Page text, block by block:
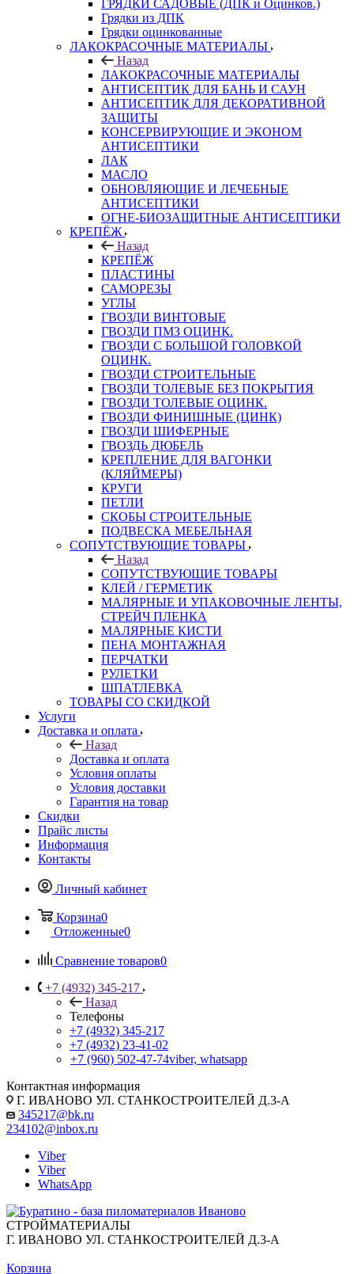
ГРЯДКИ САДОВЫЕ (ДПК и Оцинков.)
Грядки из ДПК
Грядки оцинкованные
ЛАКОКРАСОЧНЫЕ МАТЕРИАЛЫ
Назад
ЛАКОКРАСОЧНЫЕ МАТЕРИАЛЫ
АНТИСЕПТИК ДЛЯ БАНЬ И САУН
АНТИСЕПТИК ДЛЯ ДЕКОРАТИВНОЙ
ЗАЩИТЫ
КОНСЕРВИРУЮЩИЕ И ЭКОНОМ
АНТИСЕПТИКИ
ЛАК
МАСЛО
ОБНОВЛЯЮЩИЕ И ЛЕЧЕБНЫЕ
АНТИСЕПТИКИ
ОГНЕ-БИОЗАЩИТНЫЕ АНТИСЕПТИКИ
КРЕПЁЖ
Назад
КРЕПЁЖ
ПЛАСТИНЫ
САМОРЕЗЫ
УГЛЫ
ГВОЗДИ ВИНТОВЫЕ
ГВОЗДИ ПМЗ ОЦИНК.
ГВОЗДИ С БОЛЬШОЙ ГОЛОВКОЙ
ОЦИНК.
ГВОЗДИ СТРОИТЕЛЬНЫЕ
ГВОЗДИ ТОЛЕВЫЕ БЕЗ ПОКРЫТИЯ
ГВОЗДИ ТОЛЕВЫЕ ОЦИНК.
ГВОЗДИ ФИНИШНЫЕ (ЦИНК)
ГВОЗДИ ШИФЕРНЫЕ
ГВОЗДЬ ДЮБЕЛЬ
КРЕПЛЕНИЕ ДЛЯ ВАГОНКИ
(КЛЯЙМЕРЫ)
КРУГИ
ПЕТЛИ
СКОБЫ СТРОИТЕЛЬНЫЕ
ПОДВЕСКА МЕБЕЛЬНАЯ
СОПУТСТВУЮЩИЕ ТОВАРЫ
Назад
СОПУТСТВУЮЩИЕ ТОВАРЫ
КЛЕЙ / ГЕРМЕТИК
МАЛЯРНЫЕ И УПАКОВОЧНЫЕ ЛЕНТЫ,
СТРЕЙЧ ПЛЕНКА
МАЛЯРНЫЕ КИСТИ
ПЕНА МОНТАЖНАЯ
ПЕРЧАТКИ
РУЛЕТКИ
ШПАТЛЕВКА
ТОВАРЫ СО СКИДКОЙ
Услуги
Доставка и оплата
Назад
Доставка и оплата
Условия оплаты
Условия доставки
Гарантия на товар
Скидки
Прайс листы
Информация
Контакты
Личный кабинет
Корзина0
Отложенные0
Сравнение товаров0
+7 (4932) 345-217
Назад
Телефоны
+7 (4932) 345-217
+7 (4932) 23-41-02
+7 (960) 502-47-74viber, whatsapp
Контактная информация
Г. ИВАНОВО УЛ. СТАНКОСТРОИТЕЛЕЙ Д.3-А
345217@bk.ru
234102@inbox.ru
Viber
Viber
WhatsApp
СТРОЙМАТЕРИАЛЫ
Г. ИВАНОВО УЛ. СТАНКОСТРОИТЕЛЕЙ Д.3-А
Корзина